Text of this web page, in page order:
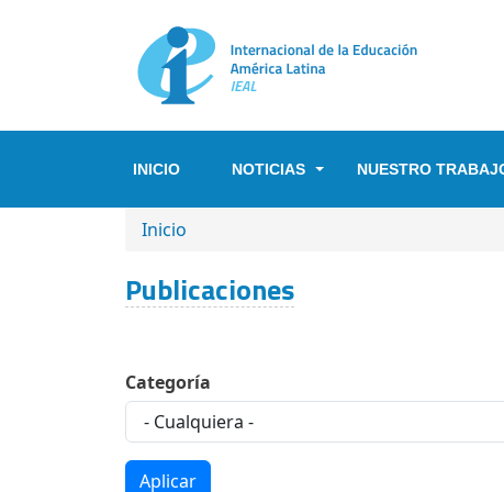
INICIO NOTICIAS NUESTRO
SOBRESCRIBIR ENLACES DE
Inicio
Publicaciones
Categoría